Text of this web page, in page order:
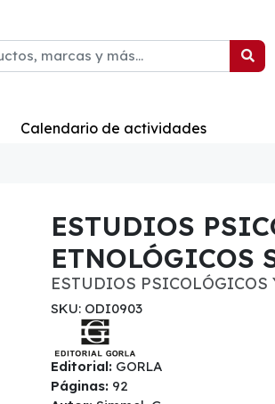
Calendario de actividades
ESTUDIOS
ETNOLÓGICOS
ESTUDIOS
SKU: ODI0903
Editorial: GORLA
Páginas: 92